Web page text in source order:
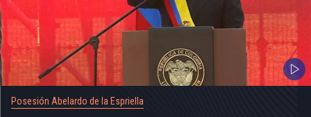
Posesión Abelardo de la Espriella